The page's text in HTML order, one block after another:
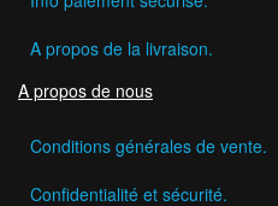
A propos de la livraison.
A propos de nous
Conditions générales de vente.
Confidentialité et sécurité.